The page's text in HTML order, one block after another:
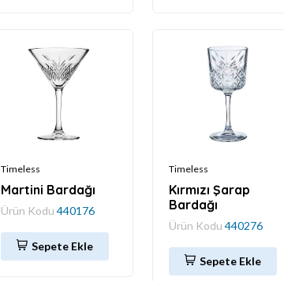
Timeless
Martini Bardağı
Ürün Kodu 440176
Sepete Ekle
Timeless
Kırmızı Şarap
Bardağı
Ürün Kodu440276
Sepete Ekle